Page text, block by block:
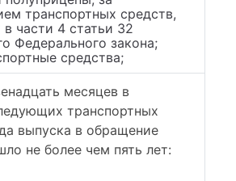
транспортных средств,
в части 4 статьи 32
Федерального закона;
средства;
месяцев в
транспортных
выпуска в обращение
не более чем пять лет: